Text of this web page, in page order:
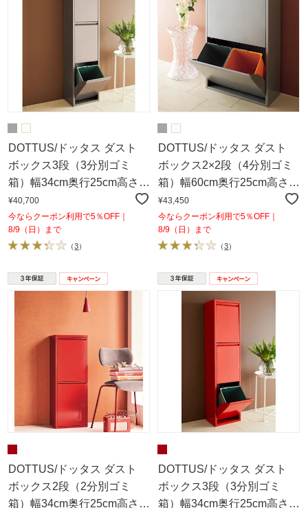
DOTTUS/ドッタス ダスト
ボックス3段（3分別ゴミ
箱）幅34cm奥行25cm高さ
136cm（ホワイト・グ
レー）
¥40,700
今ならクーポン利用で5％OFF｜
8/9（日）まで
（3）
DOTTUS/ドッタス ダスト
ボックス2×2段（4分別ゴミ
箱）幅60cm奥行25cm高さ
92cm（ホワイト・グレー）
¥43,450
今ならクーポン利用で5％OFF｜
8/9（日）まで
（3）
DOTTUS/ドッタス ダスト
ボックス2段（2分別ゴミ
箱）幅34cm奥行25cm高さ
DOTTUS/ドッタス ダスト
ボックス3段（3分別ゴミ
箱）幅34cm奥行25cm高さ